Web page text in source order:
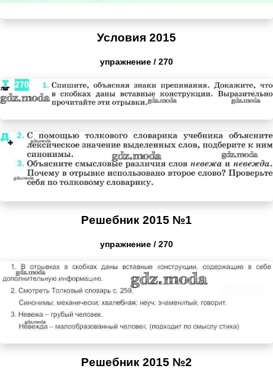
Условия 2015
упражнение / 270
Решебник 2015 №1
упражнение / 270
Решебник 2015 №2